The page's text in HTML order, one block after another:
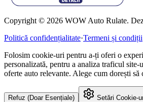
Copyright © 2026 WOW Auto Rulate.
Politică confidențialitate·Termeni și condiții
Folosim cookie-uri pentru a-ți oferi o
personalizată, pentru a analiza traficul site-
oferte auto relevante. Alege cum dorești să
Refuz (Doar Esențiale) Setări Cookie-